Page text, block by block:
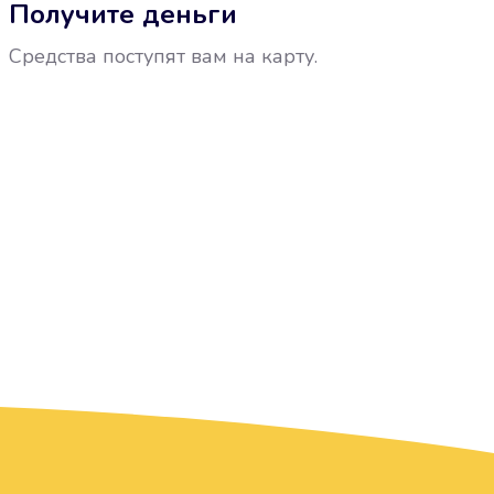
Получите деньги
Средства поступят вам на карту.